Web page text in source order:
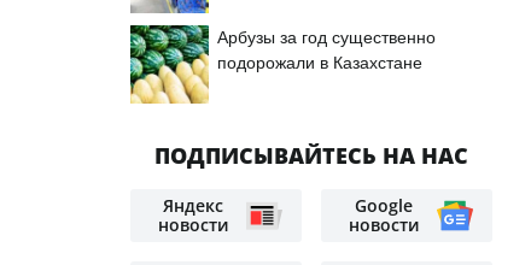
Арбузы за год существенно
подорожали в Казахстане
ПОДПИСЫВАЙТЕСЬ НА НАС
Яндекс
новости
Google
новости